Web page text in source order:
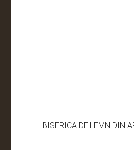
BISERICA DE LEMN DIN